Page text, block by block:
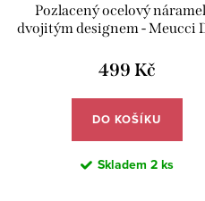
Pozlacený ocelový
dvojitým designem - Meucci
499 Kč
DO KOŠÍKU
Skladem 2 ks